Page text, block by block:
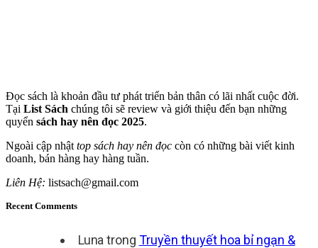
Đọc sách là khoản đầu tư phát triển bản thân có lãi nhất cuộc đời.
Tại List Sách chúng tôi sẽ review và giới thiệu đến bạn những
quyển sách hay nên đọc 2025.
Ngoài cập nhật top sách hay nên đọc còn có những bài viết kinh
doanh, bán hàng hay hàng tuần.
Liên Hệ: listsach@gmail.com
Recent Comments
Luna trong Truyền thuyết hoa bỉ ngạn &